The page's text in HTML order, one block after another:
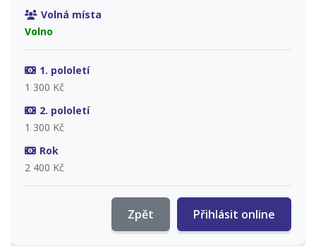
Volná místa
Volno
1. pololetí
1 300 Kč
2. pololetí
1 300 Kč
Rok
2 400 Kč
Přihlásit online
Zpět